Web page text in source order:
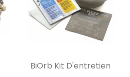
Aperçu rapide
BiOrb Kit D'entretien